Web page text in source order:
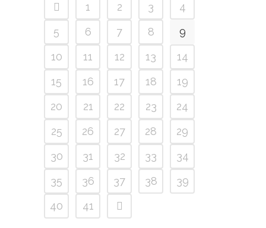
1 2 3
4
5
6 7 8
9
10
11 12 13
14
15
16 17 18
19
20
21 22 23
24
25
26 27 28
29
30
31 32 33
34
35
36 37 38
39
40
41